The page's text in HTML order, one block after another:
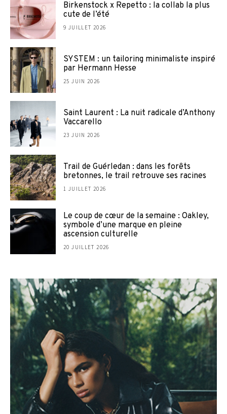
Birkenstock x Repetto : la collab la plus
cute de l’été
9 JUILLET 2026
SYSTEM : un tailoring minimaliste inspiré
par Hermann Hesse
25 JUIN 2026
Saint Laurent : La nuit radicale d’Anthony
Vaccarello
23 JUIN 2026
Trail de Guérledan : dans les forêts
bretonnes, le trail retrouve ses racines
1 JUILLET 2026
Le coup de cœur de la semaine : Oakley,
symbole d’une marque en pleine
ascension culturelle
20 JUILLET 2026